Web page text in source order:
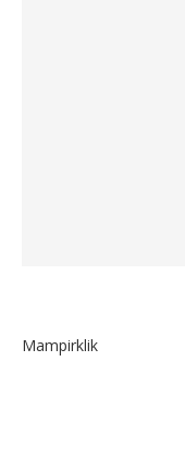
Mampirklik